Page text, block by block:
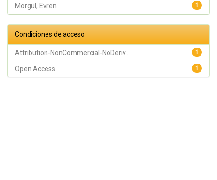
1
Morgül, Evren
Condiciones de acceso
1
Attribution-NonCommercial-NoDeriv...
1
Open Access